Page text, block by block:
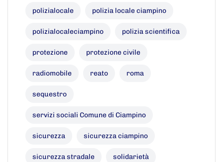
polizialocale polizia locale ciampino
polizialocaleciampino polizia scientifica
protezione protezione civile
radiomobile reato roma
sequestro
servizi sociali Comune di Ciampino
sicurezza sicurezza ciampino
sicurezza stradale solidarietà